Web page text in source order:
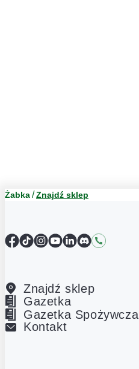
Żabka Znajdź sklep
Facebook
TikTokInstagram
YouTube
LinkedIn
DiscordKontakt
Znajdź sklep
Gazetka
Gazetka Spożywcza
Kontakt